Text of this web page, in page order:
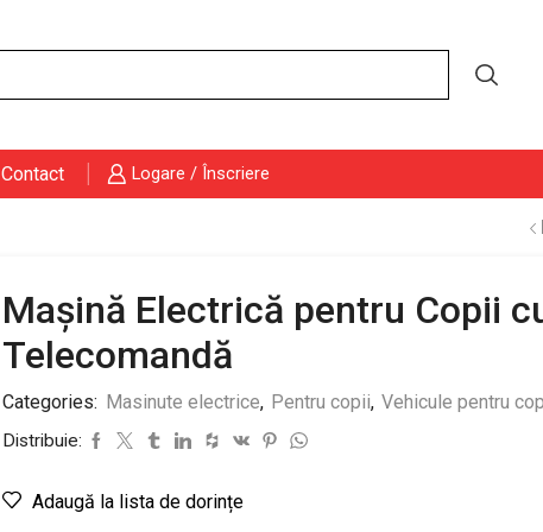
Contact Logare / Înscriere
Mașină Electrică pentru Copii
Telecomandă
Categories: Masinute electrice, Pentru copii, Vehicule pentru
Distribuie:
Adaugă la lista de dorințe